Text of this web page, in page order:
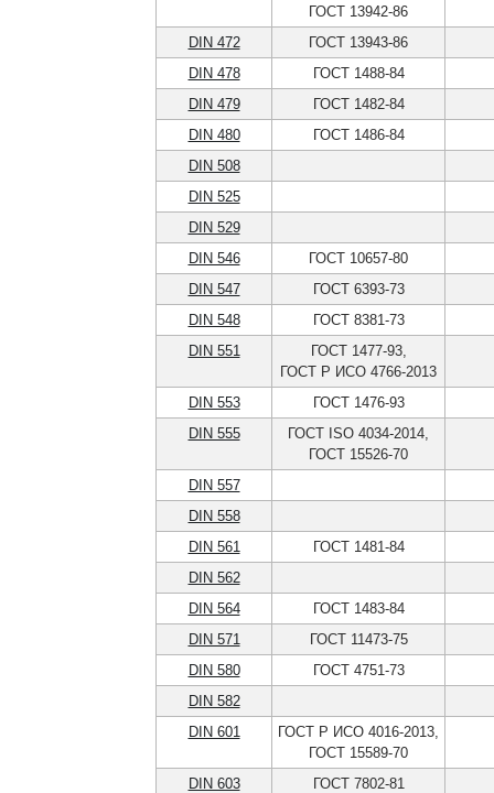
ГОСТ 13942-86
DIN 472
ГОСТ 13943-86
DIN 478
ГОСТ 1488-84
DIN 479
ГОСТ 1482-84
DIN 480
ГОСТ 1486-84
DIN 508
DIN 525
DIN 529
DIN 546
ГОСТ 10657-80
DIN 547
ГОСТ 6393-73
DIN 548
ГОСТ 8381-73
DIN 551
ГОСТ 1477-93,
ГОСТ Р ИСО 4766-2013
DIN 553
ГОСТ 1476-93
DIN 555
ГОСТ ISO 4034-2014,
ГОСТ 15526-70
DIN 557
DIN 558
DIN 561
ГОСТ 1481-84
DIN 562
DIN 564
ГОСТ 1483-84
DIN 571
ГОСТ 11473-75
DIN 580
ГОСТ 4751-73
DIN 582
DIN 601
ГОСТ Р ИСО 4016-2013,
ГОСТ 15589-70
DIN 603
ГОСТ 7802-81